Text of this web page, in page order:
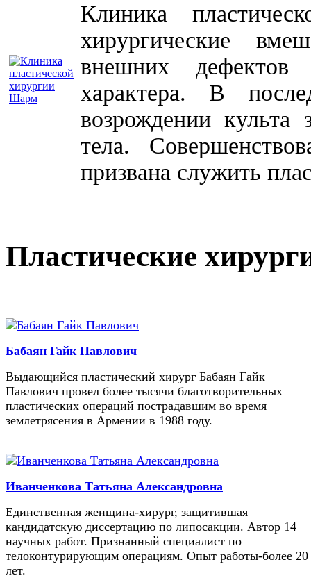
Клиника
хирургические
внешних дефектов
характера. В
возрождении культа
тела.
призвана служить
Пластические
Бабаян Гайк Павлович
Выдающийся пластический хирург Бабаян Гайк
Павлович провел более тысячи благотворительных
пластических операций пострадавшим во время
землетрясения в Армении в 1988 году.
Иванченкова Татьяна Александровна
Единственная женщина-хирург, защитившая
кандидатскую диссертацию по липосакции. Автор 14
научных работ. Признанный специалист по
телоконтурирующим операциям. Опыт работы-более 20
лет.